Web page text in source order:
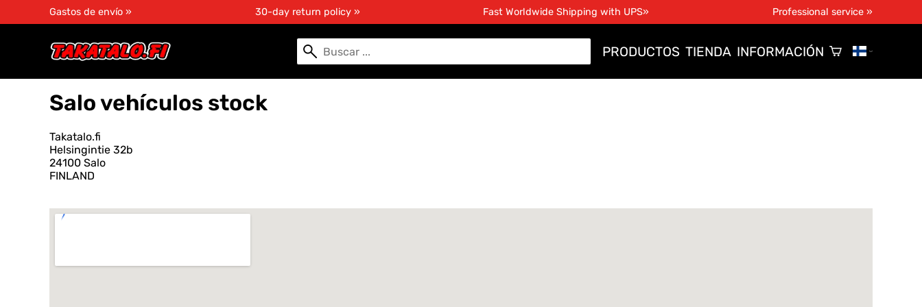
Gastos de envío » 30-day return policy » Fast Worldwide Shipping with UPS» Professional service »
PRODUCTOS TIENDA INFORMACIÓN
Salo vehículos stock
Takatalo.fi
Helsingintie 32b
24100 Salo
FINLAND